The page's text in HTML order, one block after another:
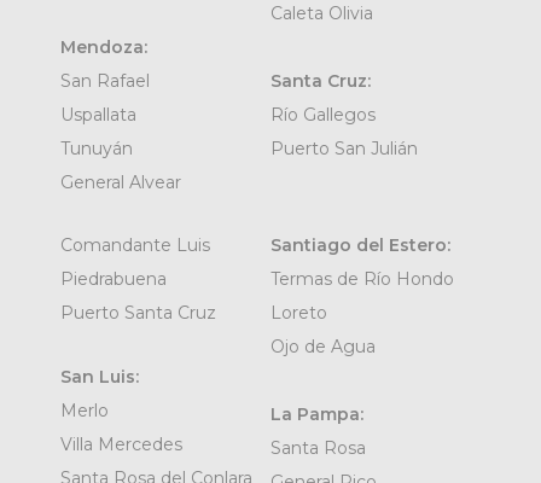
Mendoza:
San Rafael
Uspallata
Tunuyán
General Alvear
Caleta Olivia
Santa Cruz:
Río Gallegos
Puerto San Julián
Comandante Luis
Piedrabuena
Puerto Santa Cruz
San Luis:
Merlo
Villa Mercedes
Santa Rosa del Conlara
Santiago del Estero:
Termas de Río Hondo
Loreto
Ojo de Agua
La Pampa:
Santa Rosa